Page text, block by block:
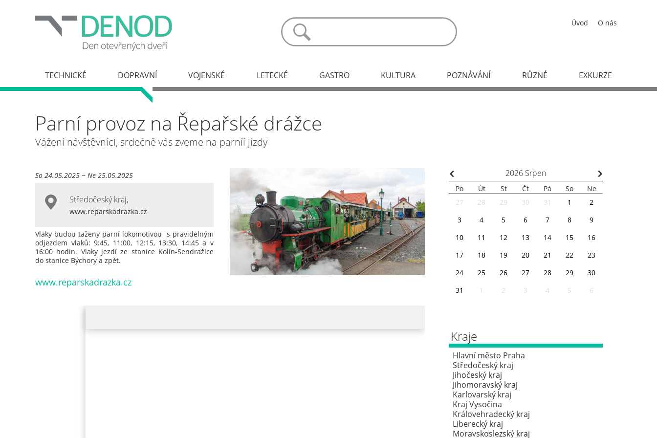
Parní provoz na Řepařské drážce
Vážení návštěvníci, srdečně vás zveme na parníí jízdy
Úvod O nás
TECHNICKÉ DOPRAVNÍ VOJENSKÉ LETECKÉ GASTRO KULTURA POZNÁVÁNÍ RŮZNÉ EXKURZE
So 24.05.2025 ~ Ne 25.05.2025
Středočeský kraj,
www.reparskadrazka.cz
Vlaky budou taženy parní lokomotivou s pravidelným
odjezdem vlaků: 9:45, 11:00, 12:15, 13:30, 14:45 a v
16:00 hodin. Vlaky jezdí ze stanice Kolín-Sendražice
do stanice Býchory a zpět.
www.reparskadrazka.cz
⌃ 2026 Srpen ⌃
Po Út St Čt Pá So
Ne
27
28 29 30 31 1
2
3
4 5 6 7 8
9
10
11 12 13 14 15
16
17
18 19 20 21 22
23
24
25 26 27 28 29
30
31
1 2 3 4 5 6
Kraje
Hlavní město Praha
Středočeský kraj
Jihočeský kraj
Jihomoravský kraj
Karlovarský kraj
Kraj Vysočina
Královehradecký kraj
Liberecký kraj
Moravskoslezský kraj